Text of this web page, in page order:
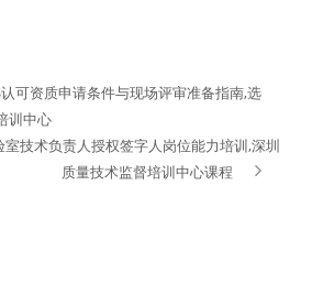
可资质申请条件与现场评审准备指南,选
训中心
技术负责人授权签字人岗位能力培训,深圳
质量技术监督培训中心课程